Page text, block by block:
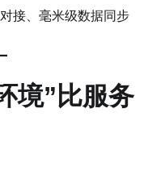
接、毫米级数据同步
境”比服务